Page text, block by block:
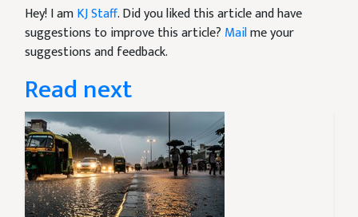
Hey! I amKJ Staff. Did you liked this article and have
suggestions to improve this article? Mailme your
suggestions and feedback.
Read next